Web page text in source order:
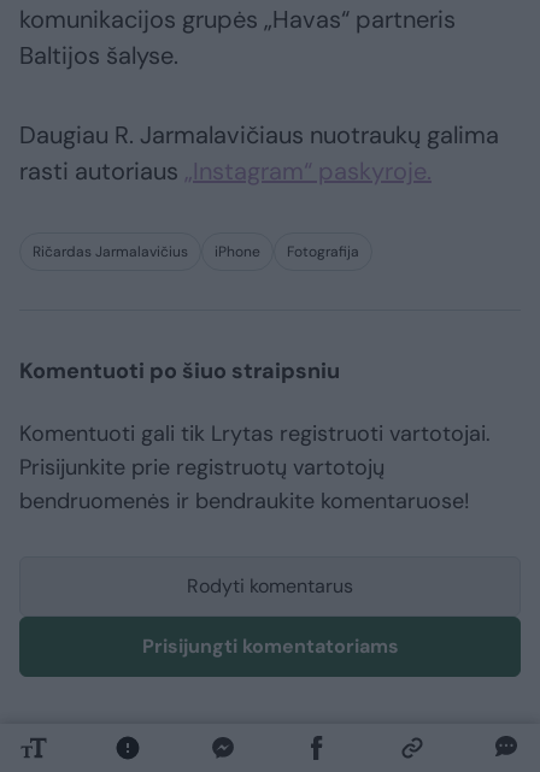
komunikacijos grupės „Havas“ partneris
Baltijos šalyse.
Daugiau R. Jarmalavičiaus nuotraukų galima
rasti autoriaus „Instagram“ paskyroje.
Ričardas Jarmalavičius iPhone Fotografija
Komentuoti po šiuo straipsniu
Komentuoti gali tik Lrytas registruoti vartotojai.
Prisijunkite prie registruotų vartotojų
bendruomenės ir bendraukite komentaruose!
Rodyti komentarus
Prisijungti komentatoriams